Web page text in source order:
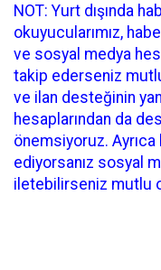
NOT: Yurt dışında
okuyucularımız,
ve sosyal medya
takip ederseniz
ve ilan desteğinin
hesaplarından da
önemsiyoruz.
ediyorsanız sosyal
iletebilirseniz mutlu